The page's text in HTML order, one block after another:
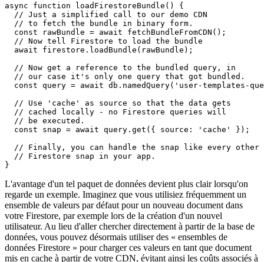
// ... init 'firestore' ...
async function loadFirestoreBundle() {
  // Just a simplified call to our demo CDN
  // to fetch the bundle in binary form.
  // Now tell Firestore to load the bundle
  await firestore.loadBundle(rawBundle);
  // our case it's only one query that got bundled.
const query = await db.namedQuery('user-templates-
  // Use 'cache' as source so that the data gets
  // be executed.
  const snap = await query.get({ source: 'cache' });
  // Firestore snap in your app.
L'avantage d'un tel paquet de données devient plus clair lorsqu'on
regarde un exemple. Imaginez que vous utilisiez fréquemment un
ensemble de valeurs par défaut pour un nouveau document dans
votre Firestore, par exemple lors de la création d'un nouvel
utilisateur. Au lieu d'aller chercher directement à partir de la base de